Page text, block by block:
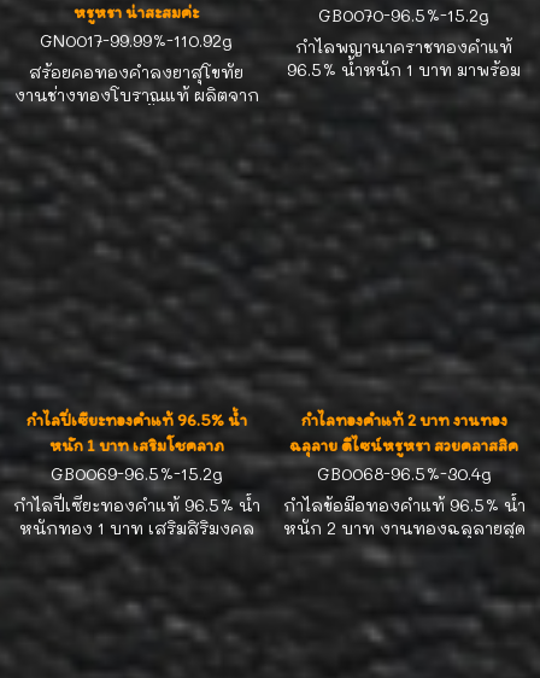
หรูหรา น่าสะสมค่ะ
GN0017-99.99%-110.92g
สร้อยคอทองคำลงยาสุโขทัย
งานช่างทองโบราณแท้ ผลิตจาก
ทองคำ 99.99% น้ำหนัก 110.92
กรัม (7.31 บาททอง) ยาว 26 นิ้ว
สวมหัวสบาย ดีไซน์หรูหรา มา
พร้อมห่วงทองหนาสำหรับห้อย
พระ และห่วงพิเศษด้านหลังอีก
หนึ่งห่วง เหมาะแก่การสะสม
หรือสวมใส่ งานทองสวย มี
เอกลักษณ์ มีคุณค่า น่าสะสมค่ะ
GB0070-96.5%-15.2g
กำไลพญานาคราชทองคำแท้
96.5% น้ำหนัก 1 บาท มาพร้อม
ใบรับประกันแท้ สัญลักษณ์แห่ง
พลังศรัทธา ความมั่งคั่ง และการ
ดึงดูดโชคลาภ เหมาะสำหรับนัก
สะสมและผู้ที่ต้องการความ
หรูหราเหนือระดับ
กำไลปี่เซียะทองคำแท้ 96.5% น้ำ
หนัก 1 บาท เสริมโชคลาภ
GB0069-96.5%-15.2g
กำไลปี่เซียะทองคำแท้ 96.5% น้ำ
หนักทอง 1 บาท เสริมสิริมงคล
และดึงดูดโชคลาภ มาพร้อมใบรับ
ประกันแท้ ส่งฟรีทั่วไทย บริการ
ด้วยใจ ได้ทองแท้แน่นอน
กำไลทองคำแท้ 2 บาท งานทอง
ฉลุลาย ดีไซน์หรูหรา สวยคลาสสิค
GB0068-96.5%-30.4g
กำไลข้อมือทองคำแท้ 96.5% น้ำ
หนัก 2 บาท งานทองฉลุลายสุด
ประณีต ดีไซน์หรูหราเหนือกาล
สำหรับนักสะสมทองคำและผู้ที่
ชื่นชอบความงดงามของเครื่อง
ประดับทองแท้ มาพร้อมใบรับ
ประกันคุณภาพ ส่งฟรีทั่วไทย